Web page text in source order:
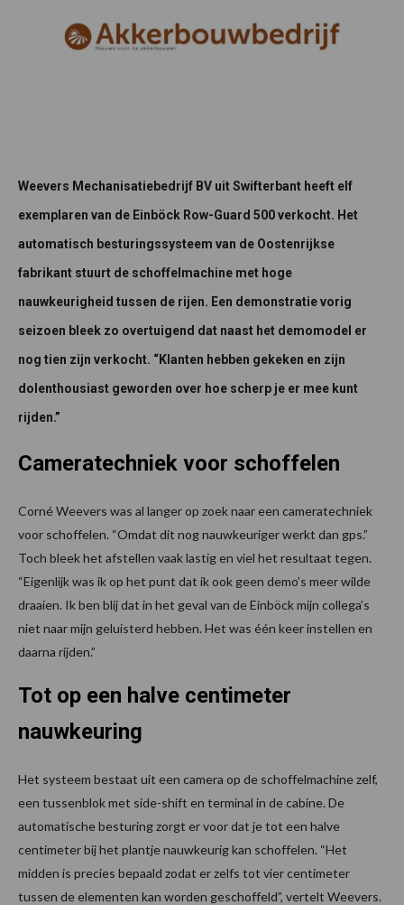
Weevers Mechanisatiebedrijf BV uit Swifterbant heeft elf
exemplaren van de Einböck Row-Guard 500 verkocht. Het
automatisch besturingssysteem van de Oostenrijkse
fabrikant stuurt de schoffelmachine met hoge
nauwkeurigheid tussen de rijen. Een demonstratie vorig
seizoen bleek zo overtuigend dat naast het demomodel er
nog tien zijn verkocht. “Klanten hebben gekeken en zijn
dolenthousiast geworden over hoe scherp je er mee kunt
rijden.”
Cameratechniek voor schoffelen
Corné Weevers was al langer op zoek naar een cameratechniek
voor schoffelen. “Omdat dit nog nauwkeuriger werkt dan gps.”
Toch bleek het afstellen vaak lastig en viel het resultaat tegen.
“Eigenlijk was ik op het punt dat ik ook geen demo’s meer wilde
draaien. Ik ben blij dat in het geval van de Einböck mijn collega’s
niet naar mijn geluisterd hebben. Het was één keer instellen en
daarna rijden.”
Tot op een halve centimeter
nauwkeuring
Het systeem bestaat uit een camera op de schoffelmachine zelf,
een tussenblok met side-shift en terminal in de cabine. De
automatische besturing zorgt er voor dat je tot een halve
centimeter bij het plantje nauwkeurig kan schoffelen. “Het
midden is precies bepaald zodat er zelfs tot vier centimeter
tussen de elementen kan worden geschoffeld”, vertelt Weevers.